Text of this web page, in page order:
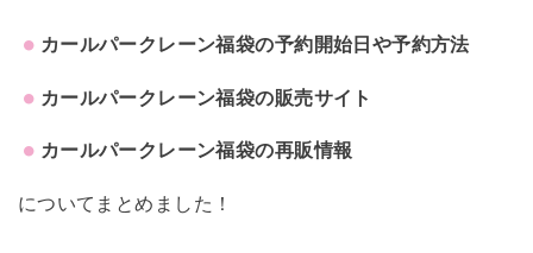
カールパークレーン福袋の予約開始日や予約方法
カールパークレーン福袋の販売サイト
カールパークレーン福袋の再販情報
についてまとめました！